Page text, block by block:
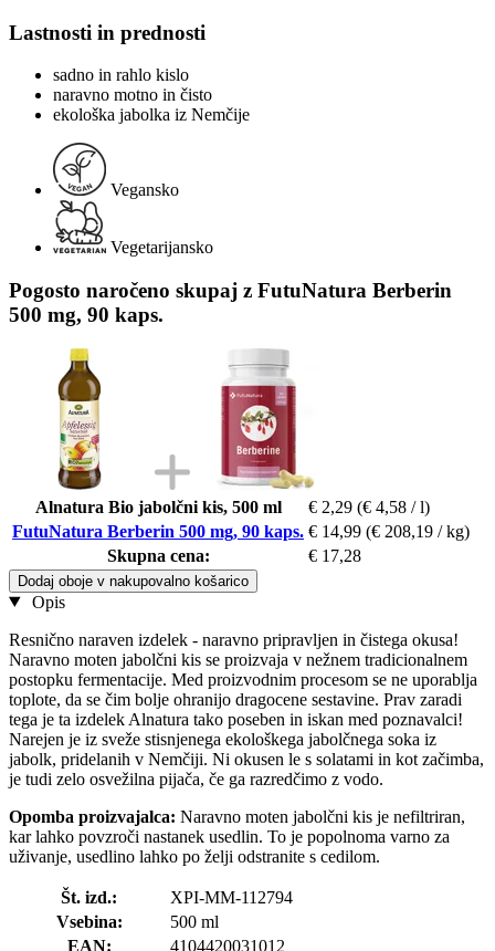
Lastnosti in prednosti
sadno in rahlo kislo
naravno motno in čisto
ekološka jabolka iz Nemčije
Vegansko
Vegetarijansko
Pogosto naročeno skupaj z FutuNatura Berberin
500 mg, 90 kaps.
Alnatura Bio jabolčni kis, 500 ml € 2,29 (€ 4,58 / l)
FutuNatura Berberin 500 mg, 90 kaps. € 14,99 (€ 208,19 / kg)
Skupna cena:
€ 17,28
Dodaj oboje v nakupovalno košarico
Opis
Resnično naraven izdelek - naravno pripravljen in čistega okusa!
Naravno moten jabolčni kis se proizvaja v nežnem tradicionalnem
postopku fermentacije. Med proizvodnim procesom se ne uporablja
toplote, da se čim bolje ohranijo dragocene sestavine. Prav zaradi
tega je ta izdelek Alnatura tako poseben in iskan med poznavalci!
Narejen je iz sveže stisnjenega ekološkega jabolčnega soka iz
jabolk, pridelanih v Nemčiji. Ni okusen le s solatami in kot začimba,
je tudi zelo osvežilna pijača, če ga razredčimo z vodo.
Opomba proizvajalca: Naravno moten jabolčni kis je nefiltriran,
kar lahko povzroči nastanek usedlin. To je popolnoma varno za
uživanje, usedlino lahko po želji odstranite s cedilom.
Št. izd.:
XPI-MM-112794
Vsebina:
500 ml
EAN:
4104420031012